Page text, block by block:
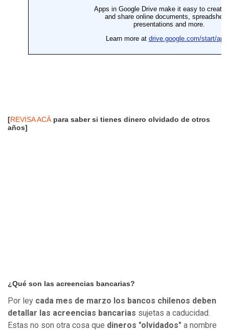
[REVISA ACÁ para saber si tienes dinero olvidado de otros
años]
¿Qué son las acreencias bancarias?
Por ley cada mes de marzo los bancos chilenos deben
detallar las acreencias bancarias sujetas a caducidad.
Estas no son otra cosa que dineros "olvidados" a nombre